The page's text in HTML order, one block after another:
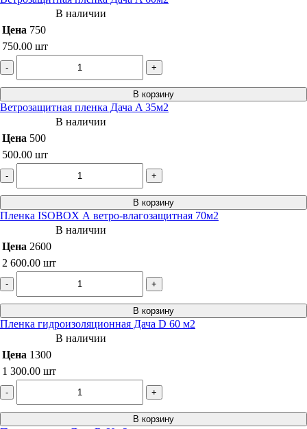
В наличии
Цена 750
750.00 шт
- +
В корзину
Ветрозащитная пленка Дача A 35м2
В наличии
Цена 500
500.00 шт
- +
В корзину
Пленка ISOBOX А ветро-влагозащитная 70м2
В наличии
Цена 2600
2 600.00 шт
- +
В корзину
Пленка гидроизоляционная Дача D 60 м2
В наличии
Цена 1300
1 300.00 шт
- +
В корзину